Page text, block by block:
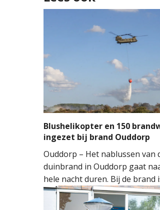
Blushelikopter en 150
ingezet bij brand Ouddorp
Ouddorp – Het nablussen van
duinbrand in Ouddorp gaat
hele nacht duren. Bij de brand
vierkante meter natuur
brand ontstond rond 14.00